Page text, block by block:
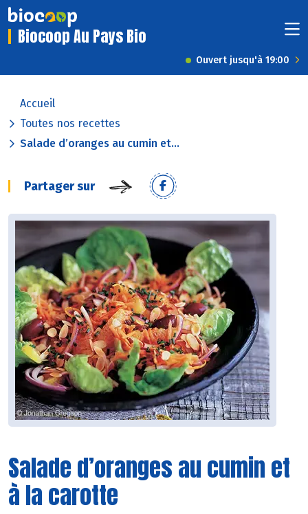
Biocoop Au Pays Bio
Ouvert jusqu'à 19:00
Accueil
Toutes nos recettes
Salade d’oranges au cumin et...
Partager sur
Salade d’oranges au cumin et
à la carotte